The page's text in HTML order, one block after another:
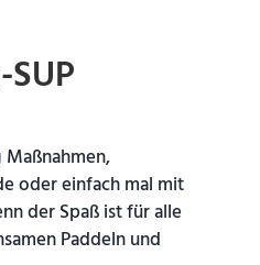
oder einfach mal mit
der Spaß ist für alle
Paddeln und